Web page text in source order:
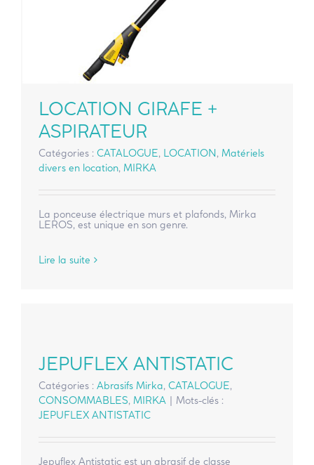
LOCATION GIRAFE +
ASPIRATEUR
Catégories : CATALOGUE, LOCATION, Matériels
divers en location, MIRKA
La ponceuse électrique murs et plafonds, Mirka
LEROS, est unique en son genre.
Lire la suite
JEPUFLEX ANTISTATIC
Catégories : Abrasifs Mirka, CATALOGUE,
CONSOMMABLES, MIRKA | Mots-clés :
JEPUFLEX ANTISTATIC
Jepuflex Antistatic est un abrasif de classe